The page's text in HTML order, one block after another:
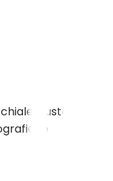
giusto'